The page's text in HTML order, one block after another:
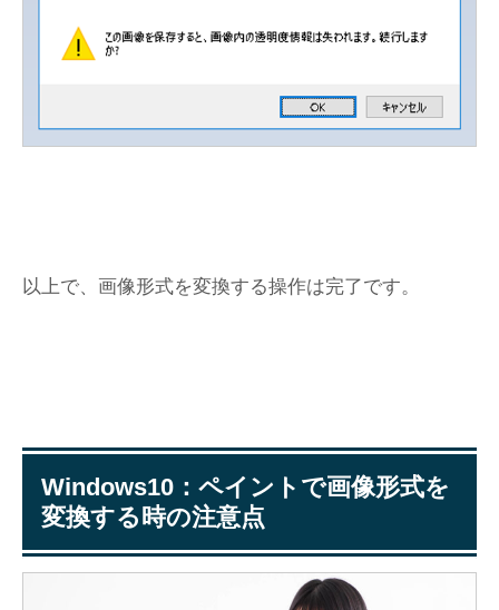
以上で、画像形式を変換する操作は完了です。
Windows10：ペイントで画像形式を
変換する時の注意点